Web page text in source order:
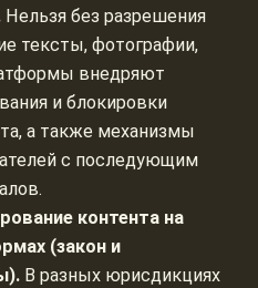
Нельзя без разрешения
тексты, фотографии,
внедряют
и блокировки
а также механизмы
с последующим
контента на
(закон и
В разных юрисдикциях